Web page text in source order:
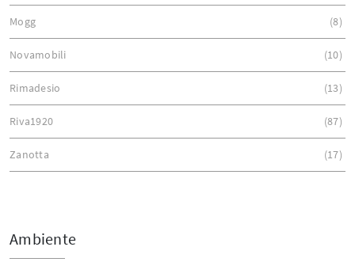
Mogg 8
Novamobili 10
Rimadesio 13
Riva1920 87
Zanotta 17
Ambiente